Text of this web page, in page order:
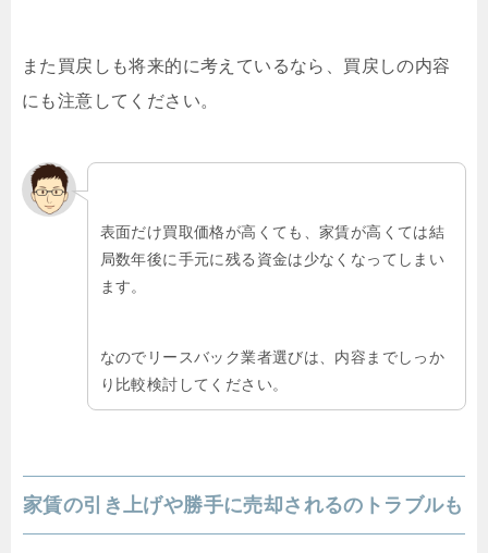
また買戻しも将来的に考えているなら、買戻しの内容
にも注意してください。
表面だけ買取価格が高くても、家賃が高くては結
局数年後に手元に残る資金は少なくなってしまい
ます。
なのでリースバック業者選びは、内容までしっか
り比較検討してください。
家賃の引き上げや勝手に売却されるのトラブルも